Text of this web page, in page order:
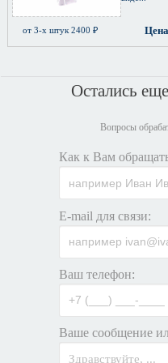
от 3-х штук 2400 ₽
Остались
Вопросы
Как к Вам
E-mail для связи:
Ваш телефон:
Ваше сообщение